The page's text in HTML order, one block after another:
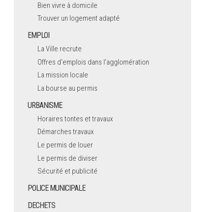
Bien vivre à domicile
Trouver un logement adapté
EMPLOI
La Ville recrute
Offres d'emplois dans l'agglomération
La mission locale
La bourse au permis
URBANISME
Horaires tontes et travaux
Démarches travaux
Le permis de louer
Le permis de diviser
Sécurité et publicité
POLICE MUNICIPALE
DECHETS